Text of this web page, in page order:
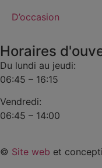
D’occasion
Horaires
Du lundi au jeudi:
06:45 – 16:15
Vendredi:
06:45 – 14:00
© Site web et